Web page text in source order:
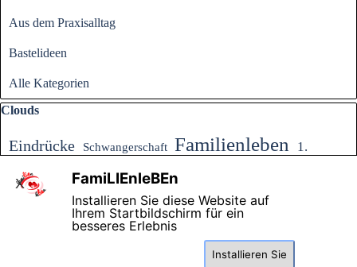
Aus dem Praxisalltag
Bastelideen
Alle Kategorien
Block überspringen Clouds
Clouds
Eindrücke Schwangerschaft Familienleben
1.
Partnerschaft Aus dem Praxisalltag
Schulkind Achtsamkeit Lernen Rezepte
FamiLIEnleBEn
Installieren Sie diese Website auf
Ihrem Startbildschirm für ein
besseres Erlebnis
Installieren Sie
X
Diese Seite benutzt Cookies , lesen Sie bitte die
. Mit der weiteren Nutzung